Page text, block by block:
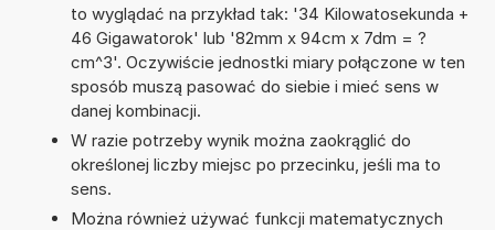
to wyglądać na przykład tak: '34 Kilowatosekunda +
46 Gigawatorok' lub '82mm x 94cm x 7dm = ?
cm^3'. Oczywiście jednostki miary połączone w ten
sposób muszą pasować do siebie i mieć sens w
danej kombinacji.
W razie potrzeby wynik można zaokrąglić do
określonej liczby miejsc po przecinku, jeśli ma to
sens.
Można również używać funkcji matematycznych